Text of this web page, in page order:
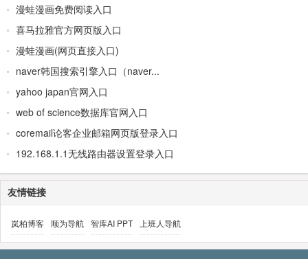
漫蛙漫画免费阅读入口
喜马拉雅官方网页版入口
漫蛙漫画(网页直接入口)
naver韩国搜索引擎入口（naver...
yahoo japan官网入口
web of science数据库官网入口
coremail论客企业邮箱网页版登录入口
192.168.1.1无线路由器设置登录入口
友情链接
岚柏博客 顺为导航 智库AI PPT 上班人导航